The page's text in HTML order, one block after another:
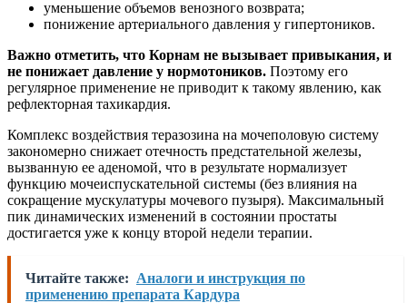
уменьшение объемов венозного возврата;
понижение артериального давления у гипертоников.
Важно отметить, что Корнам не вызывает привыкания, и
не понижает давление у нормотоников. Поэтому его
регулярное применение не приводит к такому явлению, как
рефлекторная тахикардия.
Комплекс воздействия теразозина на мочеполовую систему
закономерно снижает отечность предстательной железы,
вызванную ее аденомой, что в результате нормализует
функцию мочеиспускательной системы (без влияния на
сокращение мускулатуры мочевого пузыря). Максимальный
пик динамических изменений в состоянии простаты
достигается уже к концу второй недели терапии.
Читайте также: Аналоги и инструкция по
применению препарата Кардура